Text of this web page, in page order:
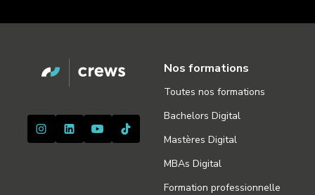
Nos formations
Toutes nos formations
Bachelors Digital
Mastères Digital
MBAs Digital
Formation professionnelle